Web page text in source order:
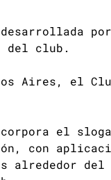
del club.
Aires, el
el
con
alrededor del